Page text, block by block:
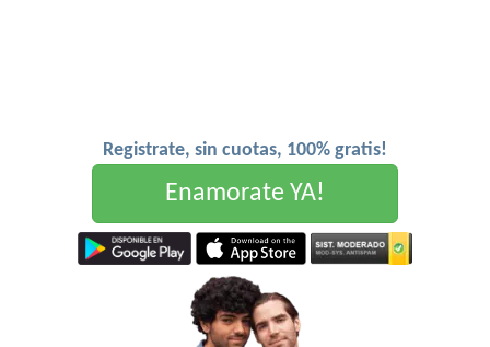
Registrate, sin cuotas, 100% gratis!
Enamorate YA!